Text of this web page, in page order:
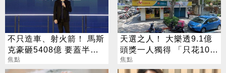
不只造車、射火箭！ 馬斯
克豪砸5408億 要蓋半導
體園區
焦點
天選之人！ 大樂透9.1億
頭獎一人獨得 「只花100
元」買法曝光
焦點